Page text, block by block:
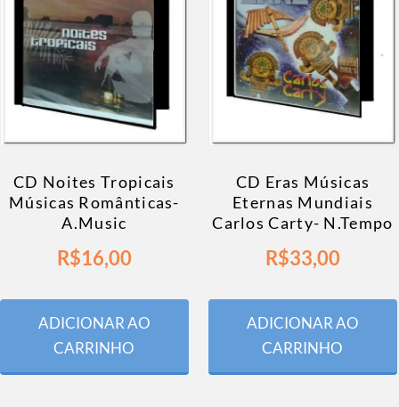
CD Noites Tropicais
Músicas Românticas-
A.Music
R$16,00
ADICIONAR AO
CARRINHO
CD Eras Músicas
Eternas Mundiais
Carlos Carty- N.Tempo
R$33,00
ADICIONAR AO
CARRINHO